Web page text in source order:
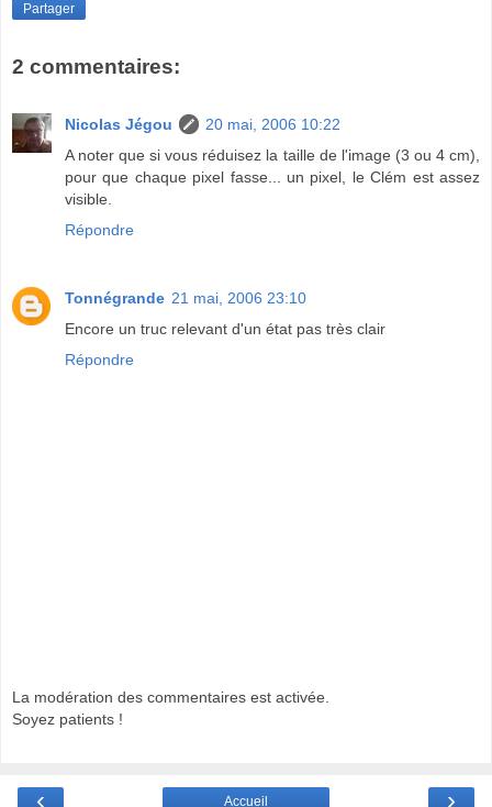
Partager
2 commentaires:
Nicolas Jégou
20 mai, 2006 10:22
A noter que si vous réduisez la taille de l'image (3 ou 4 cm),
pour que chaque pixel fasse... un pixel, le Clém est assez
visible.
Répondre
Tonnégrande 21 mai, 2006 23:10
Encore un truc relevant d'un état pas très clair
Répondre
La modération des commentaires est activée.
Soyez patients !
‹ ›
Accueil